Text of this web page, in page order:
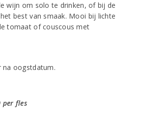
wijn om solo te drinken, of bij de
best van smaak. Mooi bij lichte
tomaat of couscous met
na oogstdatum.
per fles